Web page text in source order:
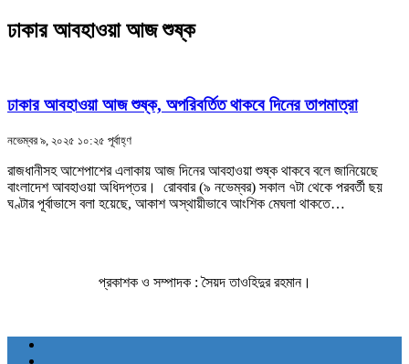
ঢাকার আবহাওয়া আজ শুষ্ক
ঢাকার আবহাওয়া আজ শুষ্ক, অপরিবর্তিত থাকবে দিনের তাপমাত্রা
নভেম্বর ৯, ২০২৫ ১০:২৫ পূর্বাহ্ণ
রাজধানীসহ আশেপাশের এলাকায় আজ দিনের আবহাওয়া শুষ্ক থাকবে বলে জানিয়েছে
বাংলাদেশ আবহাওয়া অধিদপ্তর। রোববার (৯ নভেম্বর) সকাল ৭টা থেকে পরবর্তী ছয়
ঘণ্টার পূর্বাভাসে বলা হয়েছে, আকাশ অস্থায়ীভাবে আংশিক মেঘলা থাকতে…
প্রকাশক ও সম্পাদক : সৈয়দ তাওহিদুর রহমান।